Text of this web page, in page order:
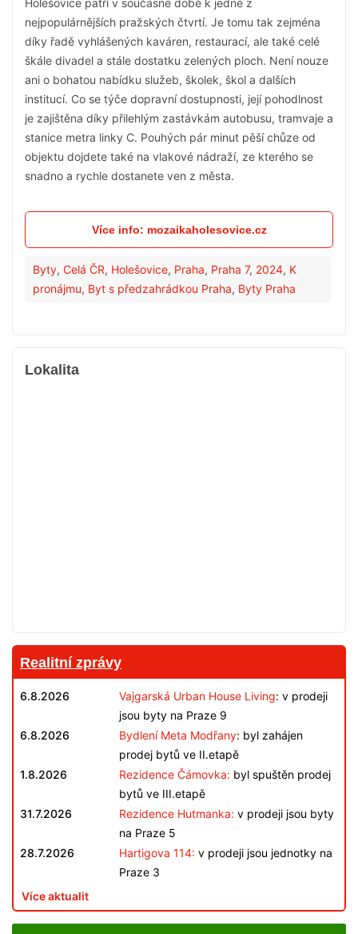
Holešovice patří v současné době k jedné z
nejpopulárnějších pražských čtvrtí. Je tomu tak zejména
díky řadě vyhlášených kaváren, restaurací, ale také celé
škále divadel a stále dostatku zelených ploch. Není nouze
ani o bohatou nabídku služeb, školek, škol a dalších
institucí. Co se týče dopravní dostupnosti, její pohodlnost
je zajištěna díky přilehlým zastávkám autobusu, tramvaje a
stanice metra linky C. Pouhých pár minut pěší chůze od
objektu dojdete také na vlakové nádraží, ze kterého se
snadno a rychle dostanete ven z města.
Více info: mozaikaholesovice.cz
Byty, Celá ČR, Holešovice, Praha, Praha 7, 2024, K
pronájmu, Byt s předzahrádkou Praha, Byty Praha
Lokalita
Realitní zprávy
6.8.2026 Vajgarská Urban House Living: v prodeji
jsou byty na Praze 9
6.8.2026
Bydlení Meta Modřany: byl zahájen
prodej bytů ve II.etapě
1.8.2026
Rezidence Čámovka: byl spuštěn prodej
bytů ve III.etapě
31.7.2026
Rezidence Hutmanka: v prodeji jsou byty
na Praze 5
28.7.2026
Hartigova 114: v prodeji jsou jednotky na
Praze 3
Více aktualit